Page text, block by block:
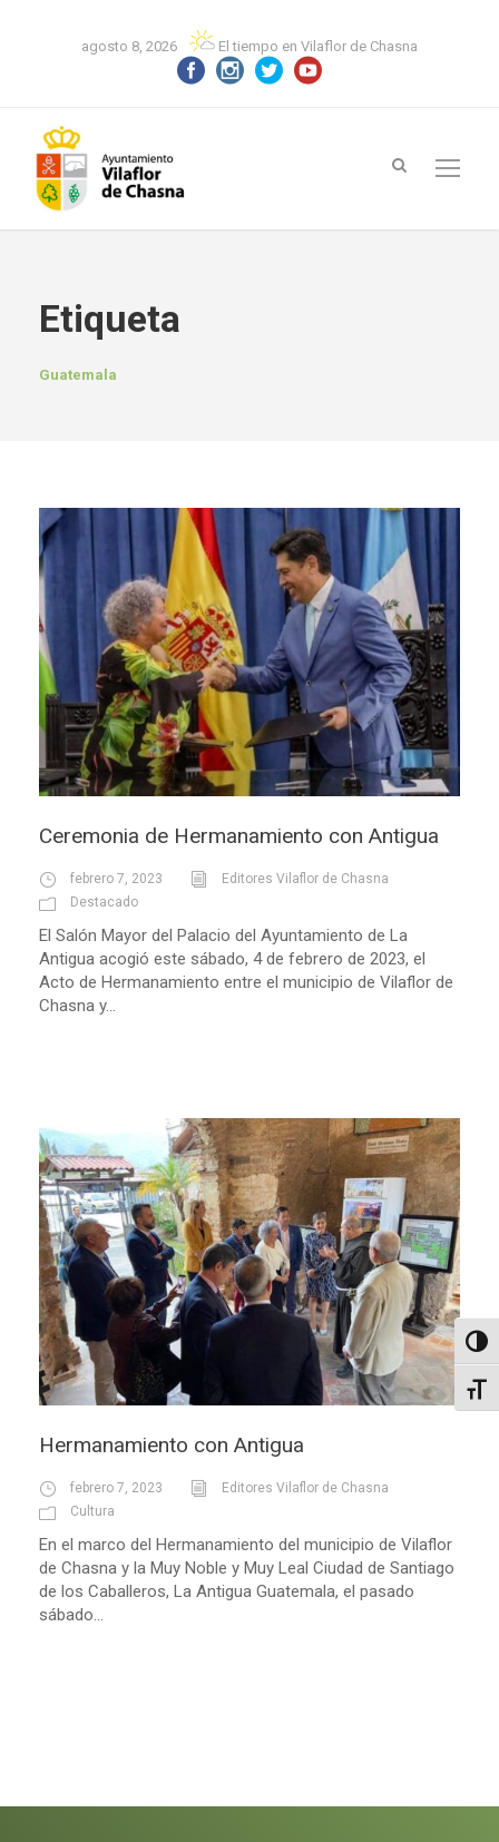
agosto 8, 2026 El tiempo en Vilaflor de Chasna
Etiqueta
Guatemala
Ceremonia de Hermanamiento con Antigua
febrero 7, 2023
Editores Vilaflor de Chasna
Destacado
El Salón Mayor del Palacio del Ayuntamiento de La
Antigua acogió este sábado, 4 de febrero de 2023, el
Acto de Hermanamiento entre el municipio de Vilaflor de
Chasna y...
Hermanamiento con Antigua
febrero 7, 2023
Editores Vilaflor de Chasna
Cultura
En el marco del Hermanamiento del municipio de Vilaflor
de Chasna y la Muy Noble y Muy Leal Ciudad de Santiago
de los Caballeros, La Antigua Guatemala, el pasado
sábado...